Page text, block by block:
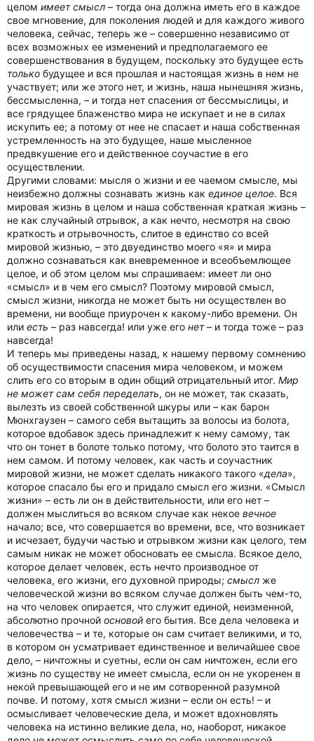
целом имеет смысл – тогда она должна иметь его в каждое
свое мгновение, для поколения людей и для каждого живого
человека, сейчас, теперь же – совершенно независимо от
всех возможных ее изменений и предполагаемого ее
совершенствования в будущем, поскольку это будущее есть
только будущее и вся прошлая и настоящая жизнь в нем не
участвует; или же этого нет, и жизнь, наша нынешняя жизнь,
бессмысленна, – и тогда нет спасения от бессмыслицы, и
все грядущее блаженство мира не искупает и не в силах
искупить ее; а потому от нее не спасает и наша собственная
устремленность на это будущее, наше мысленное
предвкушение его и действенное соучастие в его
осуществлении.
Другими словами: мысля о жизни и ее чаемом смысле, мы
неизбежно должны сознавать жизнь как единое целое. Вся
мировая жизнь в целом и наша собственная краткая жизнь –
не как случайный отрывок, а как нечто, несмотря на свою
краткость и отрывочность, слитое в единство со всей
мировой жизнью, – это двуединство моего «я» и мира
должно сознаваться как вневременное и всеобъемлющее
целое, и об этом целом мы спрашиваем: имеет ли оно
«смысл» и в чем его смысл? Поэтому мировой смысл,
смысл жизни, никогда не может быть ни осуществлен во
времени, ни вообще приурочен к какому-либо времени. Он
или есть – раз навсегда! или уже его нет– и тогда тоже – раз
навсегда!
И теперь мы приведены назад, к нашему первому сомнению
об осуществимости спасения мира человеком, и можем
слить его со вторым в один общий отрицательный итог. Мир
не может сам себя переделать, он не может, так сказать,
вылезть из своей собственной шкуры или – как барон
Мюнхгаузен – самого себя вытащить за волосы из болота,
которое вдобавок здесь принадлежит к нему самому, так
что он тонет в болоте только потому, что болото это таится в
нем самом. И потому человек, как часть и соучастник
мировой жизни, не может сделать никакого такого «дела»,
которое спасало бы его и придало смысл его жизни. «Смысл
жизни» – есть ли он в действительности, или его нет –
должен мыслиться во всяком случае как некое вечное
начало; все, что совершается во времени, все, что возникает
и исчезает, будучи частью и отрывком жизни как целого, тем
самым никак не может обосновать ее смысла. Всякое дело,
которое делает человек, есть нечто производное от
человека, его жизни, его духовной природы; смысл же
человеческой жизни во всяком случае должен быть чем-то,
на что человек опирается, что служит единой, неизменной,
абсолютно прочной основой его бытия. Все дела человека и
человечества – и те, которые он сам считает великими, и то,
в котором он усматривает единственное и величайшее свое
дело, – ничтожны и суетны, если он сам ничтожен, если его
жизнь по существу не имеет смысла, если он не укоренен в
некой превышающей его и не им сотворенной разумной
почве. И потому, хотя смысл жизни – если он есть! – и
осмысливает человеческие дела, и может вдохновлять
человека на истинно великие дела, но, наоборот, никакое